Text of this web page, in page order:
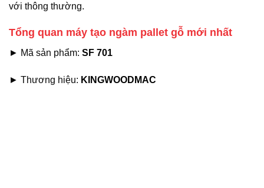
với thông thường.
Tổng quan máy tạo ngàm pallet gỗ mới nhất
► Mã sản phẩm: SF 701
► Thương hiệu: KINGWOODMAC